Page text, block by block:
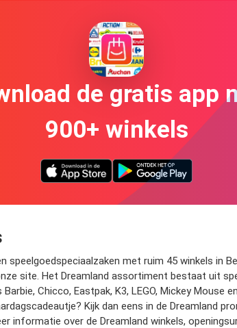
de gratis app
900+ winkels
speelgoedspeciaalzaken met ruim 45 winkels in
site. Het Dreamland assortiment bestaat uit
Chicco, Eastpak, K3, LEGO, Mickey
Kijk dan eens in de Dreamland
informatie over de Dreamland winkels,